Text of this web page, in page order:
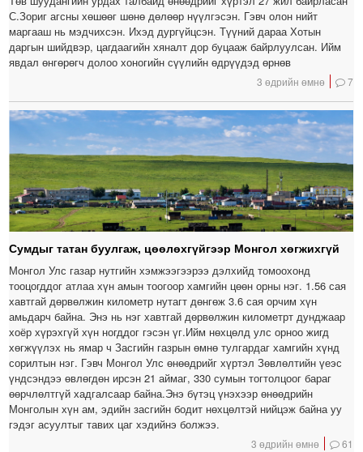
С.Зориг агсны хөшөөг шөнө дөлөөр нүүлгэсэн. Гэвч олон нийт
маргааш нь мэдчихсэн. Ихэд дургүйцсэн. Түүний дараа Хотын
даргын шийдвэр, цагдаагийн хяналт дор буцааж байрлуулсан. Ийм
явдал өнгөрөгч долоо хоногийн сүүлийн өдрүүдэд өрнөв
3 өдрийн өмнө 7
Сумдыг татан буулгаж, цөөлөхгүйгээр Монгол хөгжихгүй
Монгол Улс газар нутгийн хэмжээгээрээ дэлхийд томоохонд
тооцогддог атлаа хүн амын тоогоор хамгийн цөөн орны нэг. 1.56 сая
хавтгай дөрвөлжин километр нутагт дөнгөж 3.6 сая орчим хүн
амьдарч байна. Энэ нь нэг хавтгай дөрвөлжин километрт дунджаар
хоёр хүрэхгүй хүн ногддог гэсэн үг.Ийм нөхцөлд улс орноо жигд
хөгжүүлэх нь ямар ч Засгийн газрын өмнө тулгардаг хамгийн хүнд
сорилтын нэг. Гэвч Монгол Улс өнөөдрийг хүртэл Зөвлөлтийн үеэс
үндсэндээ өвлөгдөн ирсэн 21 аймаг, 330 сумын тогтолцоог бараг
өөрчлөлтгүй хадгалсаар байна.Энэ бүтэц үнэхээр өнөөдрийн
Монголын хүн ам, эдийн засгийн бодит нөхцөлтэй нийцэж байна уу
гэдэг асуултыг тавих цаг хэдийнэ болжээ.
3 өдрийн өмнө 61